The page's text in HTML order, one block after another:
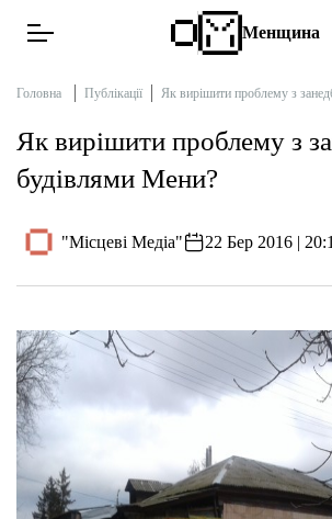
Новини
Інтерв’ю
Публікації
Бюджет
Менщина
Головна Публікації Як вирішити проблему з
Як вирішити проблему з
будівлями Мени?
"Місцеві Медіа" 22 Бер 2016 |